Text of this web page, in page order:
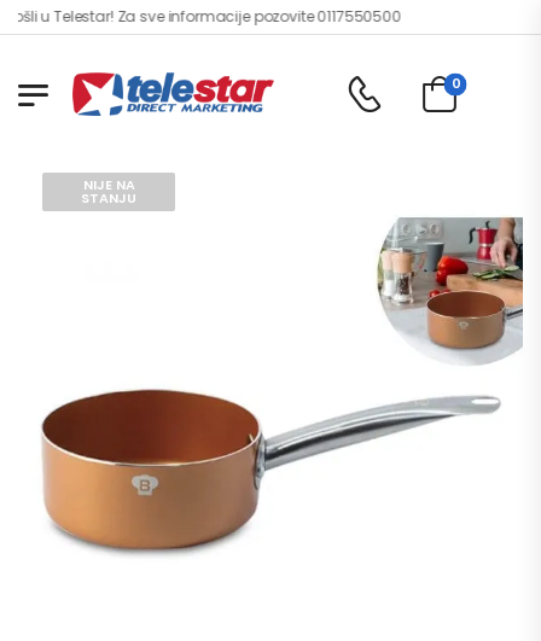
u Telestar! Za sve informacije pozovite 0117550500
0
NIJE NA
STANJU